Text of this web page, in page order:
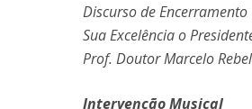
Discurso de Encerramento
Sua Excelência o
Prof. Doutor Marcelo
Intervenção Musical